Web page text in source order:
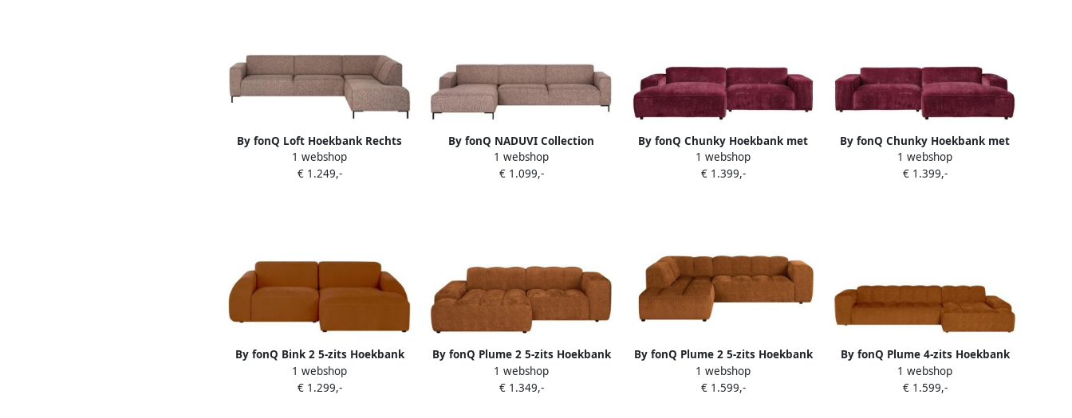
By fonQ Loft Hoekbank Rechts
Chenille Melange Blush
1 webshop
€ 1.249,-
By fonQ NADUVI Collection
Hoekbank Gionni links 3-zits
chenille
1 webshop
€ 1.099,-
By fonQ Chunky Hoekbank met
Chaise Longue Links Rib
Wijnrood
1 webshop
€ 1.399,-
By fonQ Chunky Hoekbank met
Chaise Longue Rechts Rib
Wijnrood
1 webshop
€ 1.399,-
By fonQ Bink 2 5-zits Hoekbank
met Chaise Longue Rechts
Bouclé Terra
1 webshop
€ 1.299,-
By fonQ Plume 2 5-zits Hoekbank
met Chaise Longue Links
Chenille Terra
1 webshop
€ 1.349,-
By fonQ Plume 2 5-zits Hoekbank
Links Chenille Terra
1 webshop
€ 1.599,-
By fonQ Plume 4-zits Hoekbank
met Chaise Longue Rechts
Chenille Terra
1 webshop
€ 1.599,-